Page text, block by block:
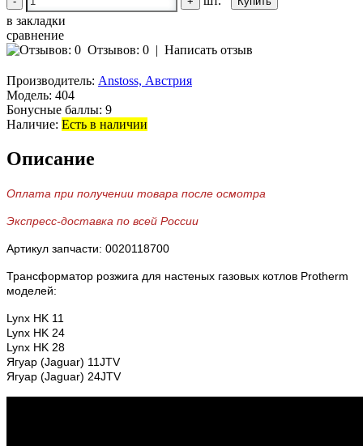
в закладки
сравнение
Отзывов: 0 | Написать отзыв
Производитель: Anstoss, Австрия
Модель: 404
Бонусные баллы: 9
Наличие: Есть в наличии
Описание
Оплата при получении товара после осмотра
Экспресс-доставка по всей России
Артикул запчасти: 0020118700
Трансформатор розжига для настеных газовых котлов Protherm
моделей:
Lynx HK 11
Lynx HK 24
Lynx HK 28
Ягуар (Jaguar) 11JTV
Ягуар (Jaguar) 24JTV